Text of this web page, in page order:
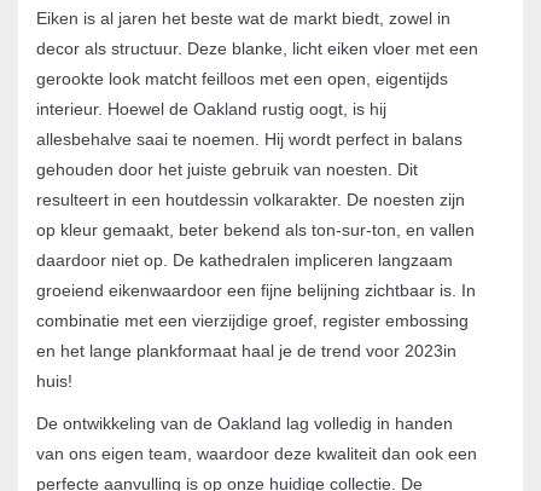
Eiken is al jaren het beste wat de markt biedt, zowel in
decor als structuur. Deze blanke, licht eiken vloer met een
gerookte look matcht feilloos met een open, eigentijds
interieur. Hoewel de Oakland rustig oogt, is hij
allesbehalve saai te noemen. Hij wordt perfect in balans
gehouden door het juiste gebruik van noesten. Dit
resulteert in een houtdessin volkarakter. De noesten zijn
op kleur gemaakt, beter bekend als ton-sur-ton, en vallen
daardoor niet op. De kathedralen impliceren langzaam
groeiend eikenwaardoor een fijne belijning zichtbaar is. In
combinatie met een vierzijdige groef, register embossing
en het lange plankformaat haal je de trend voor 2023in
huis!
De ontwikkeling van de Oakland lag volledig in handen
van ons eigen team, waardoor deze kwaliteit dan ook een
perfecte aanvulling is op onze huidige collectie. De